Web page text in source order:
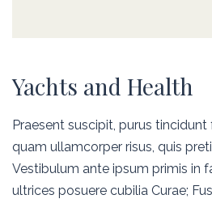
Yachts and Health
Praesent suscipit, purus
quam ullamcorper risus, quis
Vestibulum ante ipsum primis in
ultrices posuere cubilia Curae;